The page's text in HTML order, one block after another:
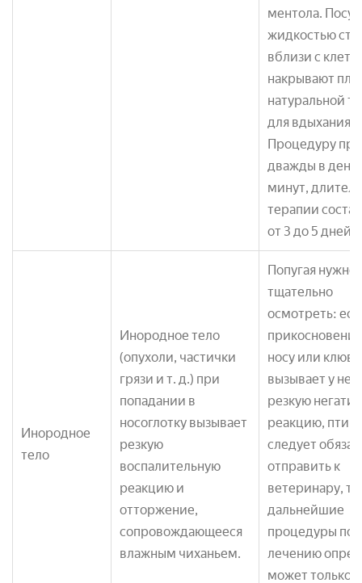
ментола.
жидкостью
вблизи с
накрывают
натуральной
для вдыхания
Процедуру
дважды в день
минут,
терапии
от 3 до 5 дней.
Инородное
тело
Инородное тело
(опухоли, частички
грязи и т. д.) при
попадании в
носоглотку вызывает
резкую
воспалительную
реакцию и
отторжение,
сопровождающееся
влажным чиханьем.
Попугая нужно
тщательно
осмотреть:
носу или клюву
вызывает у
резкую
реакцию,
следует
отправить к
ветеринару,
дальнейшие
процедуры по
лечению
может только